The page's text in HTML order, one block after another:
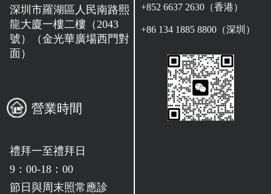
深圳市羅湖區人民南路熙
龍大廈一樓二樓（2043
號）（金光華廣場西門對
面）
營業時間
禮拜一至禮拜日
9：00-18：00
節日與周末照常應診
+852 6637 2630（香港）
+86 134 1885 8800（深圳）